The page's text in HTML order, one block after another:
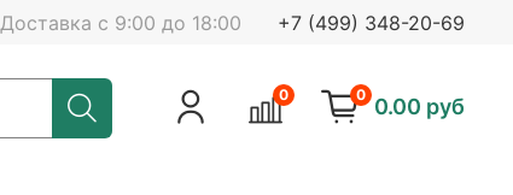
Доставка с 9:00 до 18:00 +7 (499) 348-20-69
0 0 0.00 руб